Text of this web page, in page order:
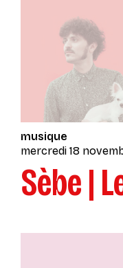
musique
mercredi 18
Sèbe |